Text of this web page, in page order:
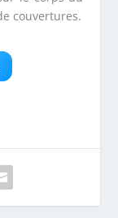
couvertures.